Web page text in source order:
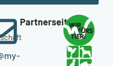
Partnerseiten